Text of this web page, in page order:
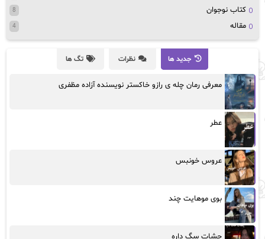
کتاب نوجوان 8
مقاله 4
جدید ها نظرات تگ ها
معرفی رمان چله ی رازو خاکستر نویسنده آزاده مظفری
عطر
عروس خونبس
بوی موهایت چند
چشات سگ داره